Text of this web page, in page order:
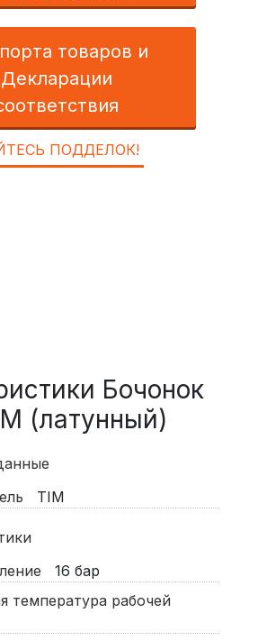
товаров и
Декларации
ПОДДЕЛОК!
Бочонок
(латунный)
TIM
16 бар
температура рабочей